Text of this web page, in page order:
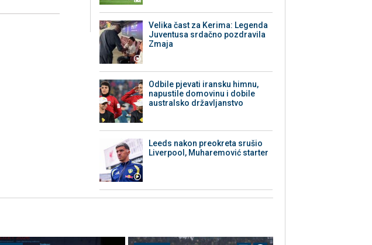
Velika čast za Kerima: Legenda
Juventusa srdačno pozdravila
Zmaja
Odbile pjevati iransku himnu,
napustile domovinu i dobile
australsko državljanstvo
Leeds nakon preokreta srušio
Liverpool, Muharemović starter